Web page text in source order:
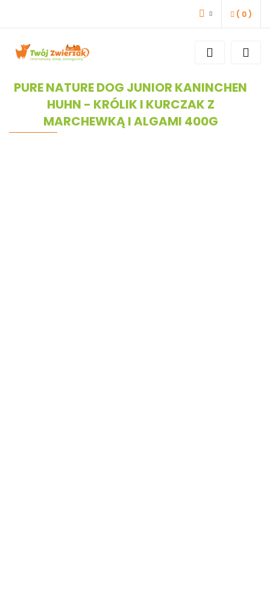
( 0 )
PURE NATURE DOG JUNIOR KANINCHEN
HUHN - KRÓLIK I KURCZAK Z
MARCHEWKĄ I ALGAMI 400G